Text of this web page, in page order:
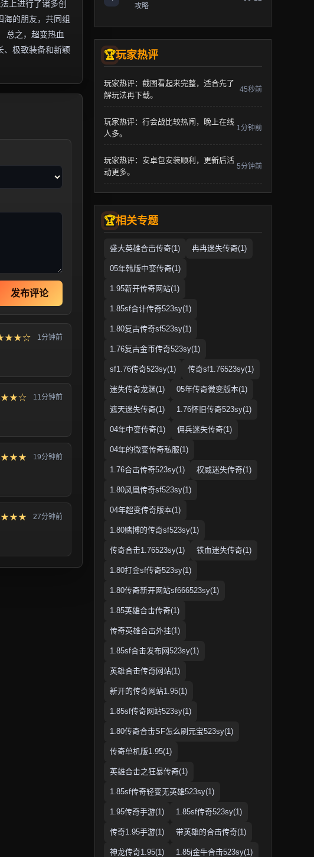
上进行了诸多创
的朋友，共同组
总之，超变热血
、极致装备和新颖
发布评论
1分钟前
11分钟前
19分钟前
27分钟前
攻略
玩家热评
玩家热评：截图看起来完整，适合先了
解玩法再下载。
45秒前
玩家热评：行会战比较热闹，晚上在线
人多。
1分钟前
玩家热评：安卓包安装顺利，更新后活
动更多。
5分钟前
相关专题
盛大英雄合击传奇(1) 冉冉迷失传奇(1)
05年韩版中变传奇(1)
1.95新开传奇网站(1)
1.85sf合计传奇523sy(1)
1.80复古传奇sf523sy(1)
1.76复古金币传奇523sy(1)
sf1.76传奇523sy(1) 传奇sf1.76523sy(1)
迷失传奇龙渊(1) 05年传奇微变版本(1)
遮天迷失传奇(1) 1.76怀旧传奇523sy(1)
04年中变传奇(1) 佣兵迷失传奇(1)
04年的微变传奇私服(1)
1.76合击传奇523sy(1) 权威迷失传奇(1)
1.80凤凰传奇sf523sy(1)
04年超变传奇版本(1)
1.80赌博的传奇sf523sy(1)
传奇合击1.76523sy(1) 铁血迷失传奇(1)
1.80打金sf传奇523sy(1)
1.80传奇新开网站sf666523sy(1)
1.85英雄合击传奇(1)
传奇英雄合击外挂(1)
1.85sf合击发布网523sy(1)
英雄合击传奇网站(1)
新开的传奇网站1.95(1)
1.85sf传奇网站523sy(1)
1.80传奇合击SF怎么刷元宝523sy(1)
传奇单机版1.95(1)
英雄合击之狂暴传奇(1)
1.85sf传奇轻变无英雄523sy(1)
1.95传奇手游(1) 1.85sf传奇523sy(1)
传奇1.95手游(1) 带英雄的合击传奇(1)
神龙传奇1.95(1) 1.85j金牛合击523sy(1)